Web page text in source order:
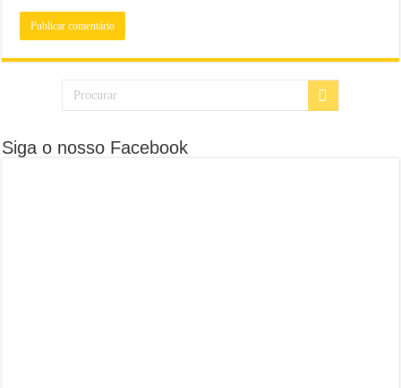
Siga o nosso Facebook